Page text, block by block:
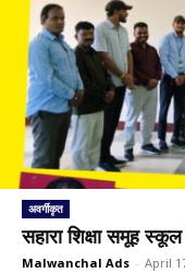
अवर्गीकृत
सहारा शिक्षा समूह
Malwanchal Ads - April